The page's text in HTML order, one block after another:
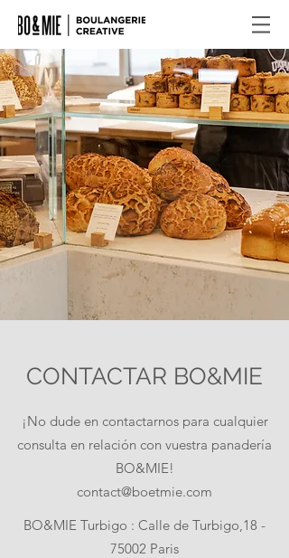
CONTACTAR BO&MIE
¡No dude en contactarnos para cualquier
consulta en relación con vuestra panadería
BO&MIE!
contact@boetmie.com
BO&MIE Turbigo : Calle de Turbigo,18 -
75002 Paris